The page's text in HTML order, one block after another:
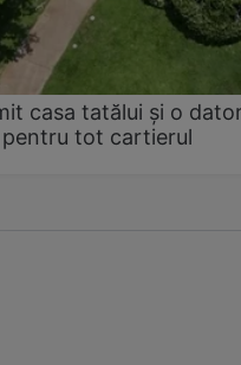
casa tatălui și o
tot cartierul